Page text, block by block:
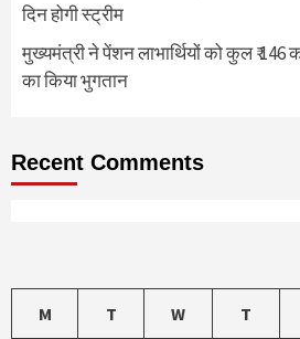
दिन होगी स्ट्रीम
मुख्यमंत्री ने पेंशन लाभार्थियों को कुल ₹ 146
का किया भुगतान
Recent Comments
M T W T